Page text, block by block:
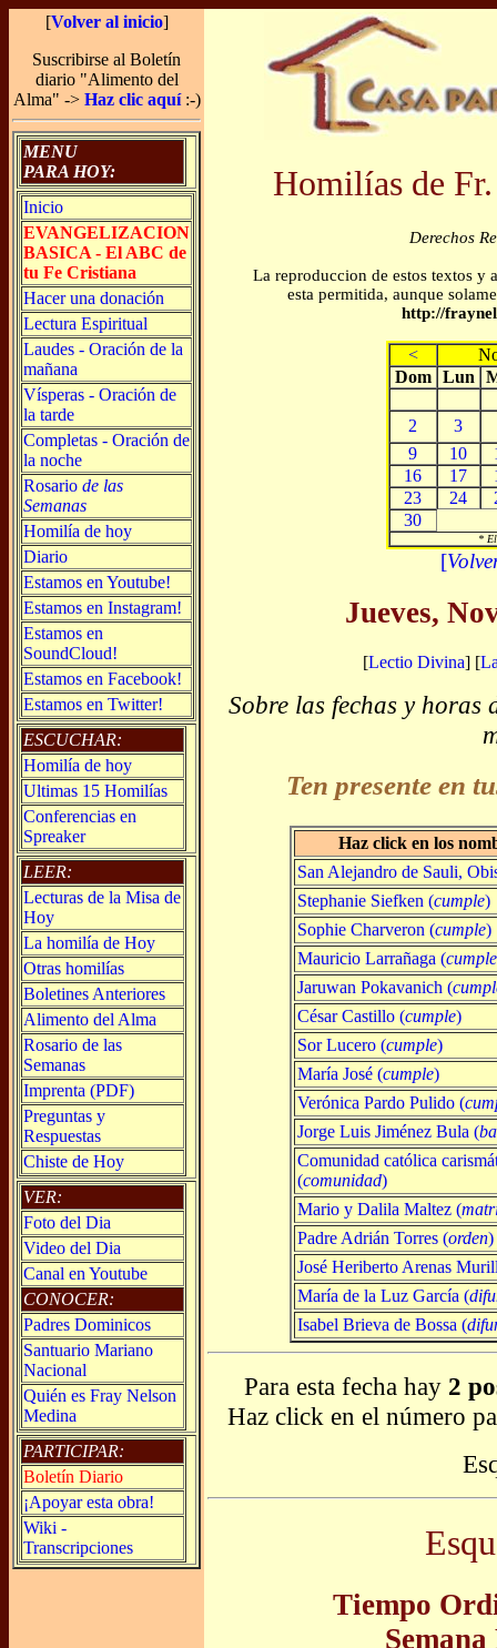
[Volver al inicio]
Suscribirse al Boletín
diario "Alimento del
Alma" -> Haz clic aquí:-)
MENU
PARA HOY:
Inicio
EVANGELIZACION
BASICA - El ABC de
tu Fe Cristiana
Hacer una donación
Lectura Espiritual
Laudes - Oración de la
mañana
Vísperas - Oración de
la tarde
Completas - Oración de
la noche
Rosario de las
Semanas
Homilía de hoy
Diario
Estamos en Youtube!
Estamos en Instagram!
Estamos en
SoundCloud!
Estamos en Facebook!
Estamos en Twitter!
ESCUCHAR:
Homilía de hoy
Ultimas 15 Homilías
Conferencias en
Spreaker
LEER:
Lecturas de la Misa de
Hoy
La homilía de Hoy
Otras homilías
Boletines Anteriores
Alimento del Alma
Rosario de las
Semanas
Imprenta (PDF)
Preguntas y
Respuestas
Chiste de Hoy
VER:
Foto del Dia
Video del Dia
Canal en Youtube
CONOCER:
Padres Dominicos
Santuario Mariano
Nacional
Quién es Fray Nelson
Medina
PARTICIPAR:
Boletín Diario
¡Apoyar esta obra!
Wiki -
Transcripciones
Homilías de
Derechos
La reproduccion de estos textos y
esta permitida, aunque
http://
<
Dom Lun
2
3
9
10
16
17
23
24
30
*
[
Jueves,
[Lectio Divina] [
Sobre las fechas y horas
Ten presente en
Haz click en los
San Alejandro de Sauli,
Stephanie Siefken (cumple)
Sophie Charveron (cumple)
Mauricio Larrañaga (cumple
Jaruwan Pokavanich (
César Castillo (cumple)
Sor Lucero (cumple)
María José (cumple)
Verónica Pardo Pulido (
Jorge Luis Jiménez Bula (
Comunidad católica
(comunidad)
Mario y Dalila Maltez (
Padre Adrián Torres (orden)
José Heriberto Arenas
María de la Luz García (
Isabel Brieva de Bossa (
Para esta fecha hay 2
Haz click en el número
Tiempo